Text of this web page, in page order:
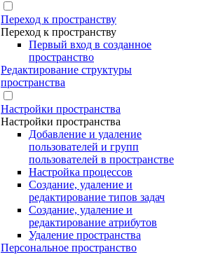
Переход к пространству
Переход к пространству
Первый вход в созданное
пространство
Редактирование структуры
пространства
Настройки пространства
Настройки пространства
Добавление и удаление
пользователей и групп
пользователей в пространстве
Настройка процессов
Создание, удаление и
редактирование типов задач
Создание, удаление и
редактирование атрибутов
Удаление пространства
Персональное пространство